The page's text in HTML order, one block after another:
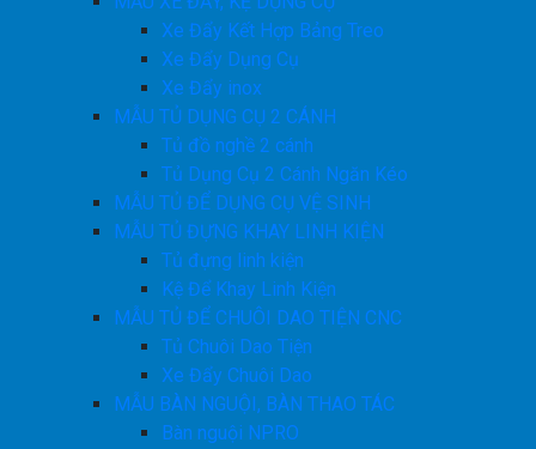
Xe Đẩy Kết Hợp Bảng Treo
Xe Đẩy Dụng Cụ
Xe Đẩy inox
MẪU TỦ DỤNG CỤ 2 CÁNH
Tủ đồ nghề 2 cánh
Tủ Dụng Cụ 2 Cánh Ngăn Kéo
MẪU TỦ ĐỂ DỤNG CỤ VỆ SINH
MẪU TỦ ĐỰNG KHAY LINH KIỆN
Tủ đựng linh kiện
Kệ Để Khay Linh Kiện
MẪU TỦ ĐỂ CHUÔI DAO TIỆN CNC
Tủ Chuôi Dao Tiện
Xe Đẩy Chuôi Dao
MẪU BÀN NGUỘI, BÀN THAO TÁC
Bàn nguội NPRO